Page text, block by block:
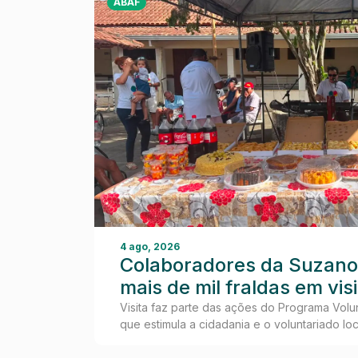
4 ago, 2026
Colaboradores da
mais de mil fraldas em
Idosos de Teixeira de
Visita faz parte das ações do Programa
que estimula a cidadania e o voluntariado